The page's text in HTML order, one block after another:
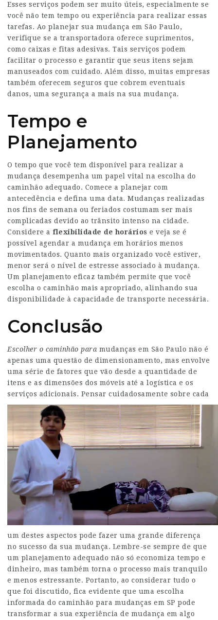
Esses serviços podem ser muito úteis, especialmente se
você não tem tempo ou experiência para realizar essas
tarefas. Ao planejar sua mudança em São Paulo,
verifique se a transportadora oferece suprimentos,
como caixas e fitas adesivas. Tais serviços podem
facilitar o processo e garantir que seus itens sejam
manuseados com cuidado. Além disso, muitas empresas
também oferecem seguros que cobrem eventuais
danos, uma segurança a mais na sua mudança.
Tempo e
Planejamento
O tempo que você tem disponível para realizar a
mudança desempenha um papel vital na escolha do
caminhão adequado. Comece a planejar com
antecedência e defina uma data. Mudanças realizadas
nos fins de semana ou feriados costumam ser mais
complicadas devido ao trânsito intenso na cidade.
Considere a flexibilidade de horários e veja se é
possível agendar a mudança em horários menos
movimentados. Quanto mais organizado você estiver,
menor será o nível de estresse associado à mudança.
Um planejamento eficaz também permite que você
escolha o caminhão mais apropriado, alinhando sua
disponibilidade à capacidade de transporte necessária.
Conclusão
Escolher o caminhão para mudanças em São Paulo não é
apenas uma questão de dimensionamento, mas envolve
uma série de fatores que vão desde a quantidade de
itens e as dimensões dos móveis até a logística e os
serviços adicionais. Pensar cuidadosamente sobre cada
um destes aspectos pode fazer uma grande diferença
no sucesso da sua mudança. Lembre-se sempre de que
um planejamento adequado não só economiza tempo e
dinheiro, mas também torna o processo mais tranquilo
e menos estressante. Portanto, ao considerar tudo o
que foi discutido, fica evidente que uma escolha
informada do caminhão para mudanças em SP pode
transformar a sua experiência de mudança em algo